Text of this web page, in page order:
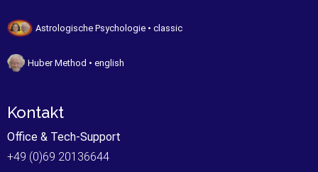
Astrologische Psychologie • classic
Huber Method • english
Kontakt
Office & Tech-Support
+49 (0)69 20136644